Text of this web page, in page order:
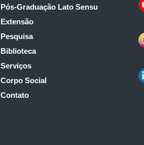
Pós-Graduação Lato Sensu
Extensão
Pesquisa
Biblioteca
Serviços
Corpo Social
Contato